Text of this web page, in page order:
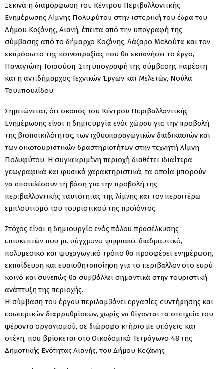
Ξεκινά η διαμόρφωση του Κέντρου Περιβαλλοντικής
Ενημέρωσης Λίμνης Πολυφύτου στην ιστορική του έδρα του
Δήμου Κοζάνης, Αιανή, έπειτα από την υπογραφή της
σύμβασης από το δήμαρχο Κοζάνης, Λάζαρο Μαλούτα και τον
εκπρόσωπο της κοινοπραξίας που θα εκπονήσει το έργο,
Παναγιώτη Τσιαούση. Στη υπογραφή της σύμβασης παρέστη
και η αντιδήμαρχος Τεχνικών Έργων και Μελετών, Νούλα
Τουμπουλίδου.
Σημειώνεται, ότι σκοπός του Κέντρου Περιβαλλοντικής
Ενημέρωσης είναι η δημιουργία ενός χώρου για την προβολή
της βιοποικιλότητας, των ιχθυοπαραγωγικών διαδικασιών και
των οικοτουριστικών δραστηριοτήτων στην τεχνητή Λίμνη
Πολυφύτου. Η συγκεκριμένη περιοχή διαθέτει ιδιαίτερα
γεωγραφικά και φυσικά χαρακτηριστικά, τα οποία μπορούν
να αποτελέσουν τη βάση για την προβολή της
περιβαλλοντικής ταυτότητας της λίμνης και τον περαιτέρω
εμπλουτισμό του τουριστικού της προϊόντος.
Στόχος είναι η δημιουργία ενός πόλου προσέλκυσης
επισκεπτών που με σύγχρονο ψηφιακό, διαδραστικό,
πολυμεσικό και ψυχαγωγικό τρόπο θα προσφέρει ενημέρωση,
εκπαίδευση και ευαισθητοποίηση για το περιβάλλον στο ευρύ
κοινό και συνεπώς θα συμβάλλει σημαντικά στην τουριστική
ανάπτυξη της περιοχής.
Η σύμβαση του έργου περιλαμβάνει εργασίες συντήρησης και
εσωτερικών διαρρυθμίσεων, χωρίς να θίγονται τα στοιχεία του
φέροντα οργανισμού, σε διώροφο κτήριο με υπόγειο και
στέγη, που βρίσκεται στο Οικοδομικό Τετράγωνο 48 της
Δημοτικής Ενότητας Αιανής, του Δήμου Κοζάνης.